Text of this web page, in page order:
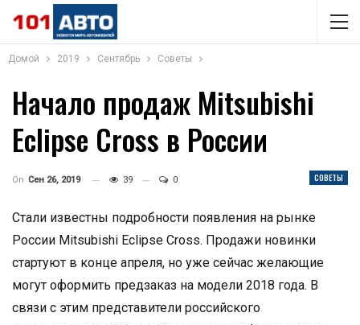
Домой 2019 Сентябрь Советы
Начало продаж Mitsubishi
Eclipse Cross в России
СОВЕТЫ
On Сен 26, 2019 39 0
Стали известны подробности появления на рынке
России Mitsubishi Eclipse Cross. Продажи новинки
стартуют в конце апреля, но уже сейчас желающие
могут оформить предзаказ на модели 2018 года. В
связи с этим представители российского